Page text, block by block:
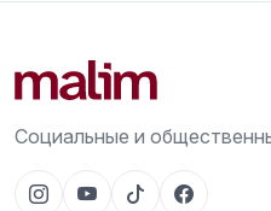
Социальные и